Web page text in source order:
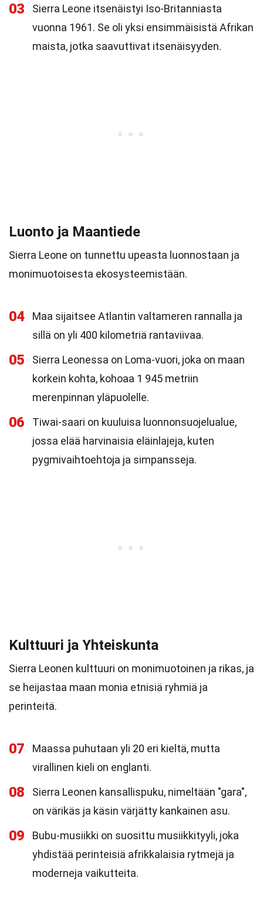
03
Sierra Leone itsenäistyi Iso-Britanniasta
vuonna 1961. Se oli yksi ensimmäisistä Afrikan
maista, jotka saavuttivat itsenäisyyden.
Luonto ja Maantiede
Sierra Leone on tunnettu upeasta luonnostaan ja
monimuotoisesta ekosysteemistään.
04
Maa sijaitsee Atlantin valtameren rannalla ja
sillä on yli 400 kilometriä rantaviivaa.
05
Sierra Leonessa on Loma-vuori, joka on maan
korkein kohta, kohoaa 1 945 metriin
merenpinnan yläpuolelle.
06
Tiwai-saari on kuuluisa luonnonsuojelualue,
jossa elää harvinaisia eläinlajeja, kuten
pygmivaihtoehtoja ja simpansseja.
Kulttuuri ja Yhteiskunta
Sierra Leonen kulttuuri on monimuotoinen ja rikas, ja
se heijastaa maan monia etnisiä ryhmiä ja
perinteitä.
07
Maassa puhutaan yli 20 eri kieltä, mutta
virallinen kieli on englanti.
08
Sierra Leonen kansallispuku, nimeltään "gara",
on värikäs ja käsin värjätty kankainen asu.
09
Bubu-musiikki on suosittu musiikkityyli, joka
yhdistää perinteisiä afrikkalaisia rytmejä ja
moderneja vaikutteita.